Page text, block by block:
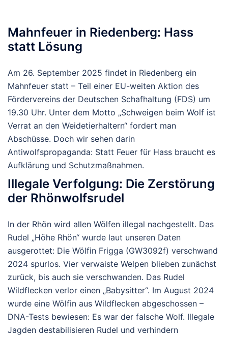
Mahnfeuer in Riedenberg: Hass
statt Lösung
Am 26. September 2025 findet in Riedenberg ein
Mahnfeuer statt – Teil einer EU-weiten Aktion des
Fördervereins der Deutschen Schafhaltung (FDS) um
19.30 Uhr. Unter dem Motto „Schweigen beim Wolf ist
Verrat an den Weidetierhaltern“ fordert man
Abschüsse. Doch wir sehen darin
Antiwolfspropaganda: Statt Feuer für Hass braucht es
Aufklärung und Schutzmaßnahmen.
Illegale Verfolgung: Die Zerstörung
der Rhönwolfsrudel
In der Rhön wird allen Wölfen illegal nachgestellt. Das
Rudel „Höhe Rhön“ wurde laut unseren Daten
ausgerottet: Die Wölfin Frigga (GW3092f) verschwand
2024 spurlos. Vier verwaiste Welpen blieben zunächst
zurück, bis auch sie verschwanden. Das Rudel
Wildflecken verlor einen „Babysitter“. Im August 2024
wurde eine Wölfin aus Wildflecken abgeschossen –
DNA-Tests bewiesen: Es war der falsche Wolf. Illegale
Jagden destabilisieren Rudel und verhindern